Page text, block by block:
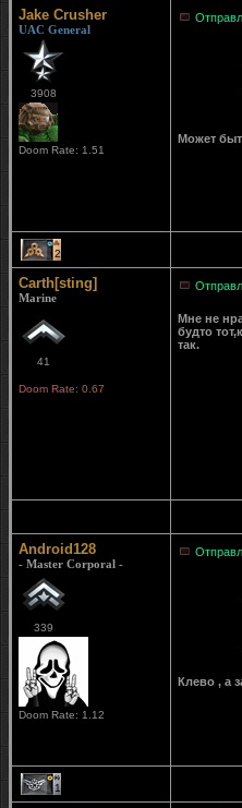
Jake Crusher
UAC General
3908
Doom Rate: 1.51
Может
2
Carth[sting]
Marine
41
Doom Rate: 0.67
Мне не
будто
так.
Android128
- Master Corporal -
339
Doom Rate: 1.12
Клево , а
1